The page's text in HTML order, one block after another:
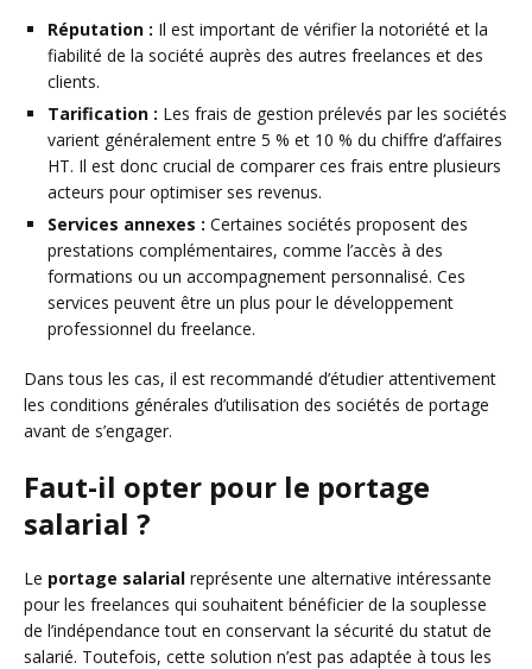
Réputation : Il est important de vérifier la notoriété et la
fiabilité de la société auprès des autres freelances et des
clients.
Tarification : Les frais de gestion prélevés par les sociétés
varient généralement entre 5 % et 10 % du chiffre d’affaires
HT. Il est donc crucial de comparer ces frais entre plusieurs
acteurs pour optimiser ses revenus.
Services annexes : Certaines sociétés proposent des
prestations complémentaires, comme l’accès à des
formations ou un accompagnement personnalisé. Ces
services peuvent être un plus pour le développement
professionnel du freelance.
Dans tous les cas, il est recommandé d’étudier attentivement
les conditions générales d’utilisation des sociétés de portage
avant de s’engager.
Faut-il opter pour le portage
salarial ?
Le portage salarial représente une alternative intéressante
pour les freelances qui souhaitent bénéficier de la souplesse
de l’indépendance tout en conservant la sécurité du statut de
salarié. Toutefois, cette solution n’est pas adaptée à tous les